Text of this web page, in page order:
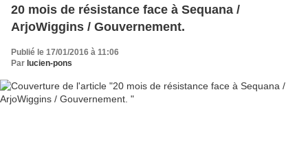
20 mois de résistance face à Sequana /
ArjoWiggins / Gouvernement.
Publié le 17/01/2016 à 11:06
Par lucien-pons